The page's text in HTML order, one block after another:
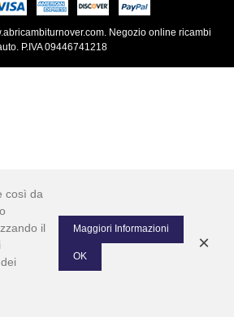
Negozio online ricambi
P.IVA 09446741218
così da
il
Maggiori Informazioni
OK
×